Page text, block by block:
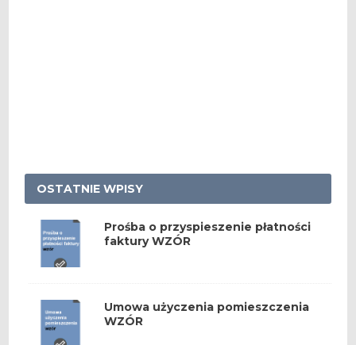
OSTATNIE WPISY
Prośba o przyspieszenie płatności
faktury WZÓR
Umowa użyczenia pomieszczenia
WZÓR